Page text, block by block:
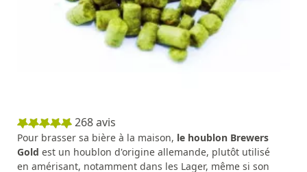
268avis
Pour brasser sa bière à la maison, le houblon Brewers
Gold est un houblon d'origine allemande, plutôt utilisé
en amérisant, notamment dans les Lager, même si son